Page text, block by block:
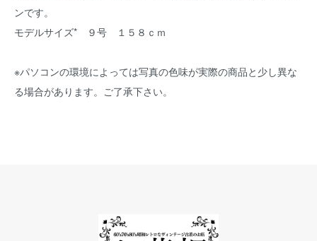
ンです。
モデルサイズ* ９号 １５８ｃｍ
※パソコンの環境によっては写真の色味が実際の商品と少し異な
る場合があります。ご了承下さい。